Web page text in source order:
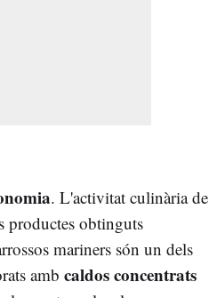
. L'activitat culinària de
productes obtinguts
mariners són un dels
amb caldos concentrats